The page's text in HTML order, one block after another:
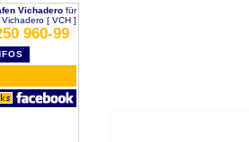
Vichadero für
[ VCH ]
960-99